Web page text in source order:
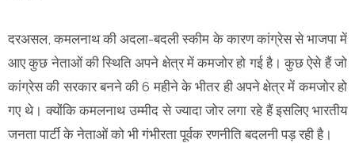
दरअसल, कमलनाथ की अदला-बदली स्कीम के कारण कांग्रेस से भाजपा में
आए कुछ नेताओं की स्थिति अपने क्षेत्र में कमजोर हो गई है। कुछ ऐसे हैं जो
कांग्रेस की सरकार बनने की 6 महीने के भीतर ही अपने क्षेत्र में कमजोर हो
गए थे। क्योंकि कमलनाथ उम्मीद से ज्यादा जोर लगा रहे हैं इसलिए भारतीय
जनता पार्टी के नेताओं को भी गंभीरता पूर्वक रणनीति बदलनी पड़ रही है।